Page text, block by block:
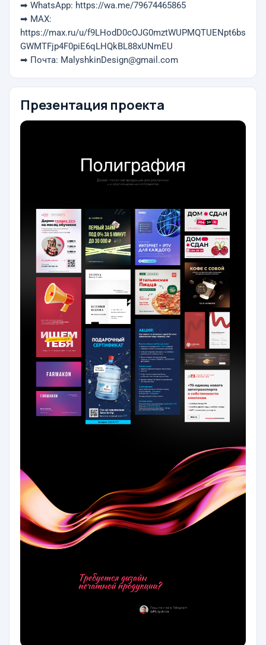
➡ WhatsApp: https://wa.me/79674465865
➡ MAX:
https://max.ru/u/f9LHodD0cOJG0mztWUPMQTUENpt6bs
GWMTFjp4F0piE6qLHQkBL88xUNmEU
➡ Почта: MalyshkinDesign@gmail.com
Презентация проекта